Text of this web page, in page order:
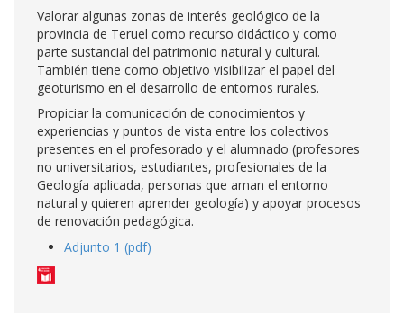
Valorar algunas zonas de interés geológico de la
provincia de Teruel como recurso didáctico y como
parte sustancial del patrimonio natural y cultural.
También tiene como objetivo visibilizar el papel del
geoturismo en el desarrollo de entornos rurales.
Propiciar la comunicación de conocimientos y
experiencias y puntos de vista entre los colectivos
presentes en el profesorado y el alumnado (profesores
no universitarios, estudiantes, profesionales de la
Geología aplicada, personas que aman el entorno
natural y quieren aprender geología) y apoyar procesos
de renovación pedagógica.
Adjunto 1 (pdf)